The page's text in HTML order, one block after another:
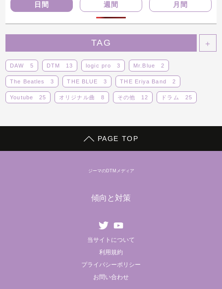
日間 週間 月間
TAG ＋
DAW 5 DTM 13 logic pro 3 Mr.Blue 2
The Beatles 3 THE BLUE 3 THE Eriya Band 2
Youtube 25 オリジナル曲 8 その他 12 ドラム 25
PAGE TOP
ジーマのDTMメディア
傾向と対策
当サイトについて
利用規約
プライバシーポリシー
お問い合わせ
Twitter